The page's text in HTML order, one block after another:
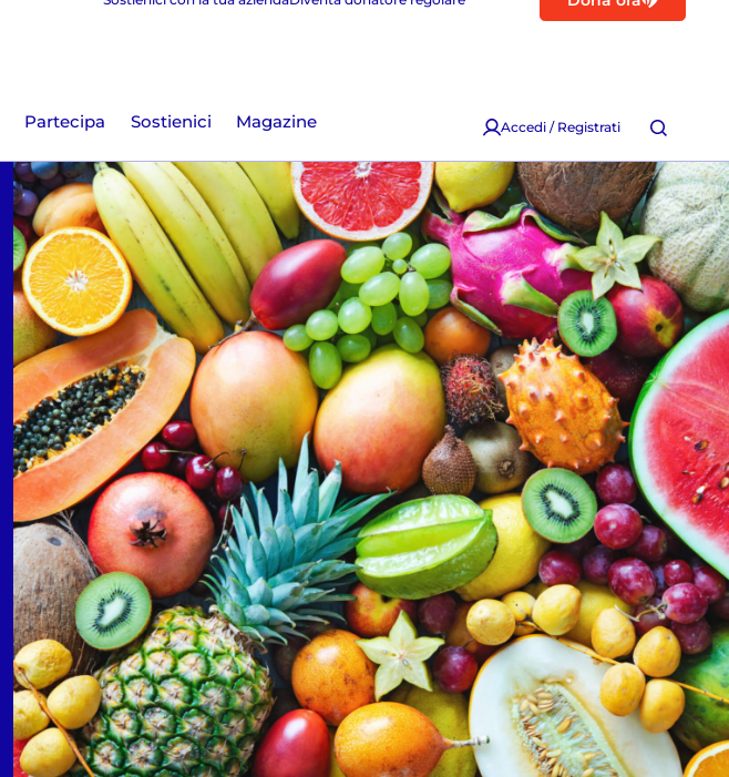
Partecipa Sostienici Magazine Accedi / Registrati